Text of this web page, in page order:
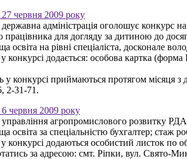
червня 2009 року
адміністрація оголошує конкурс
працівника для догляду за дитиною до
освіта на рівні спеціаліста, досконале
конкурсі додається: особова картка
у конкурсі приймаються протягом місяця
2-31-71.
червня 2009 року
агропромислового розвитку РДА
освіта за спеціальністю бухгалтер; стаж
конкурсі додаються особистий листок по
за адресою: смт. Ріпки, вул. Свято-